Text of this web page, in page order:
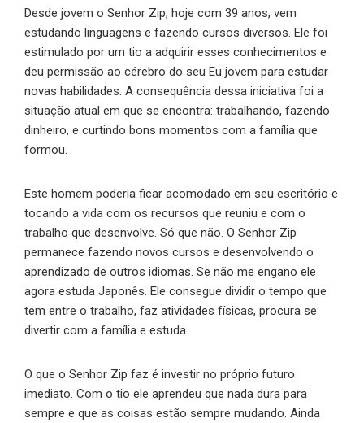
Desde jovem o Senhor Zip, hoje com 39 anos, vem
estudando linguagens e fazendo cursos diversos. Ele foi
estimulado por um tio a adquirir esses conhecimentos e
deu permissão ao cérebro do seu Eu jovem para estudar
novas habilidades. A consequência dessa iniciativa foi a
situação atual em que se encontra: trabalhando, fazendo
dinheiro, e curtindo bons momentos com a família que
formou.
Este homem poderia ficar acomodado em seu escritório e
tocando a vida com os recursos que reuniu e com o
trabalho que desenvolve. Só que não. O Senhor Zip
permanece fazendo novos cursos e desenvolvendo o
aprendizado de outros idiomas. Se não me engano ele
agora estuda Japonês. Ele consegue dividir o tempo que
tem entre o trabalho, faz atividades físicas, procura se
divertir com a família e estuda.
O que o Senhor Zip faz é investir no próprio futuro
imediato. Com o tio ele aprendeu que nada dura para
sempre e que as coisas estão sempre mudando. Ainda